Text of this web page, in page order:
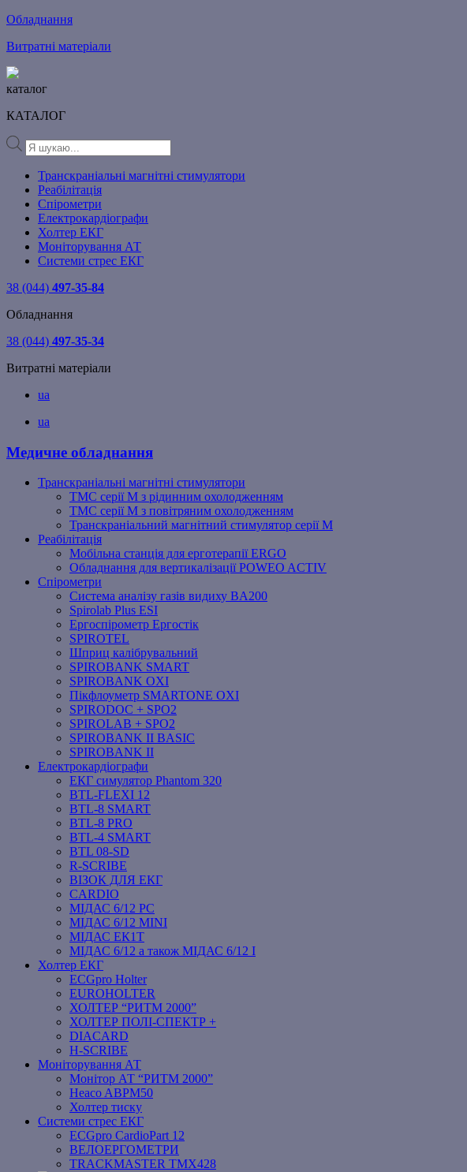
Обладнання
Витратні матеріали
каталог
КАТАЛОГ
Products
search
Транскраніальні магнітні стимулятори
Реабілітація
Спірометри
Електрокардіографи
Холтер ЕКГ
Моніторування АТ
Системи стрес ЕКГ
38 (044) 497-35-84
Обладнання
38 (044) 497-35-34
Витратні матеріали
ua
ua
Медичне обладнання
Транскраніальні магнітні стимулятори
ТМС серії M з рідинним охолодженням
ТМС серії M з повітряним охолодженням
Транскраніальний магнітний стимулятор серії M
Реабілітація
Мобільна станція для ерготерапії ERGO
Обладнання для вертикалізації POWEO ACTIV
Спірометри
Система аналізу газів видиху BA200
Spirolab Plus ESI
Ергоспірометр Ергостік
SPIROTEL
Шприц калібрувальний
SPIROBANK SMART
SPIROBANK OXI
Пікфлоуметр SMARTONE OXI
SPIRODOC + SPO2
SPIROLAB + SPO2
SPIROBANK II BASIC
SPIROBANK II
Електрокардіографи
ЕКГ симулятор Phantom 320
BTL-FLEXI 12
BTL-8 SMART
BTL-8 PRO
BTL-4 SMART
BTL 08-SD
R-SCRIBE
ВІЗОК ДЛЯ ЕКГ
CARDIO
МІДАС 6/12 PC
МІДАС 6/12 MINI
МІДАС ЕК1Т
МІДАС 6/12 а також МІДАС 6/12 І
Холтер ЕКГ
ECGpro Holter
EUROHOLTER
ХОЛТЕР “РИТМ 2000”
ХОЛТЕР ПОЛІ-СПЕКТР +
DIACARD
H-SCRIBE
Моніторування АТ
Монітор АТ “РИТМ 2000”
Heaco ABPM50
Холтер тиску
Системи стрес ЕКГ
ECGpro CardioPart 12
ВЕЛОЕРГОМЕТРИ
TRACKMASTER TMX428